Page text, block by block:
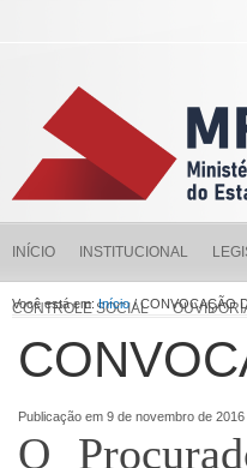
INÍCIO INSTITUCIONAL
CONTROLE SOCIAL
Você está em:Início/ CONVOCAÇÃO
Publicação em 9 de novembro de 2016
O